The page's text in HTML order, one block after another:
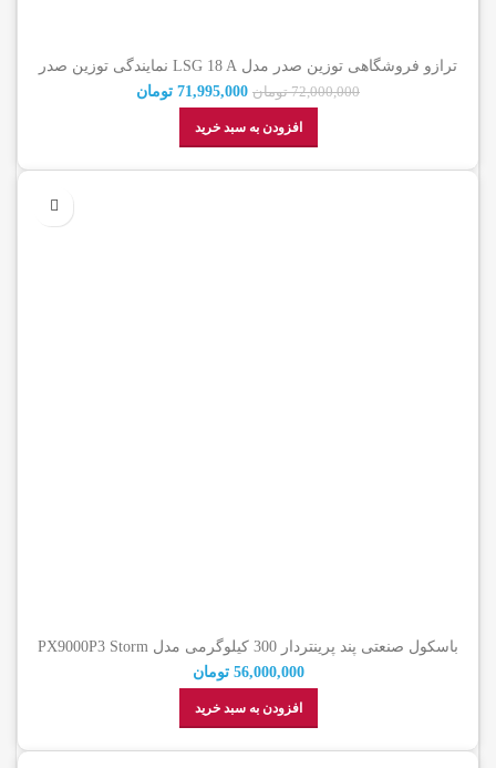
ترازو فروشگاهی توزین صدر مدل LSG 18 A نمایندگی توزین صدر
همراه گارانتی شرکتی72,000,000 تومان 71,995,000 تومان
افزودن به سبد خرید
باسکول صنعتی پند پرینتردار 300 کیلوگرمی مدل PX9000P3 Storm
56,000,000 تومان
افزودن به سبد خرید